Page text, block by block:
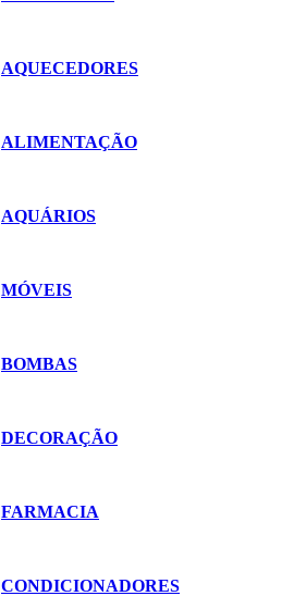
AQUECEDORES
ALIMENTAÇÃO
AQUÁRIOS
MÓVEIS
BOMBAS
DECORAÇÃO
FARMACIA
CONDICIONADORES